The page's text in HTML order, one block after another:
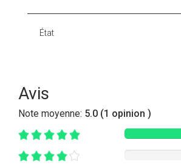
État
Avis
Note moyenne: 5.0 (1 opinion )